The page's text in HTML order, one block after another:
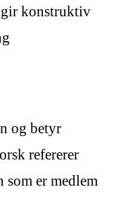
gir konstruktiv
og betyr
refererer
som er medlem